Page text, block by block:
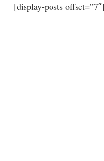
[display-posts offset=”7″]